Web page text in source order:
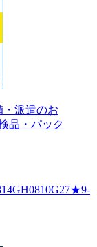
・派遣のお
品・パック